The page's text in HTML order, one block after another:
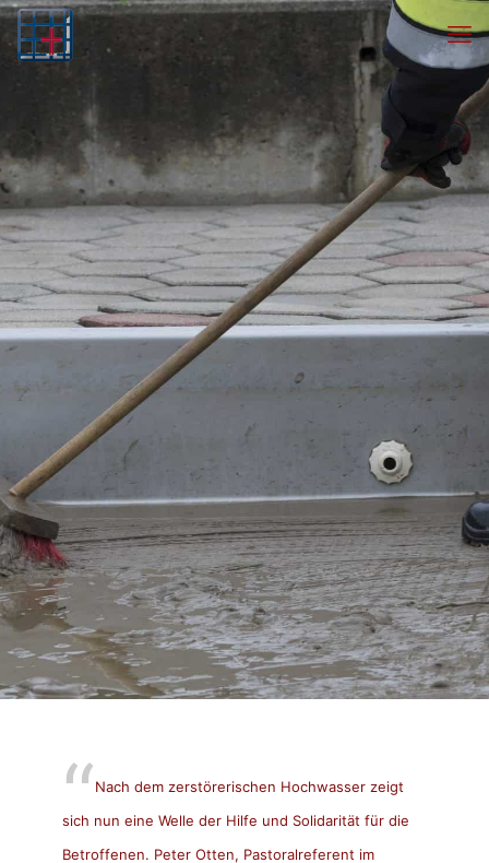
Nach dem zerstörerischen Hochwasser zeigt
sich nun eine Welle der Hilfe und Solidarität für die
Betroffenen. Peter Otten, Pastoralreferent im